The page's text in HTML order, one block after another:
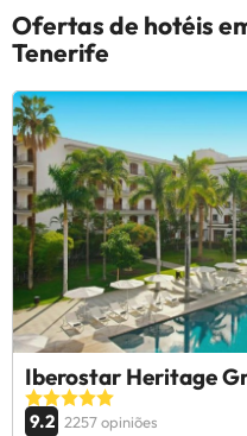
Ofertas de hotéis
Tenerife
Iberostar Heritage
9.2 2257 opiniões